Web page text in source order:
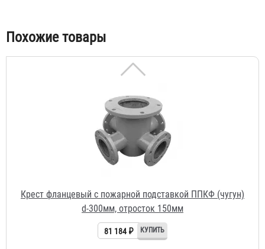
Похожие товары
Крест фланцевый с пожарной подставкой ППКФ (чугун)
d-300мм, отросток 150мм
81 184 ₽